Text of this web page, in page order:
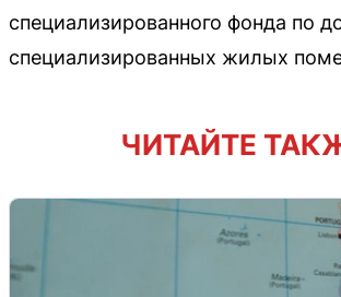
специализированного фонда по
специализированных жилых
ЧИТАЙТЕ